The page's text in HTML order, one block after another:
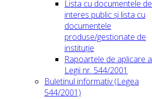
Lista cu documentele de
interes public și lista cu
documentele
produse/gestionate de
instituție
Rapoartele de aplicare a
Legii nr. 544/2001
Buletinul informativ (Legea
544/2001)